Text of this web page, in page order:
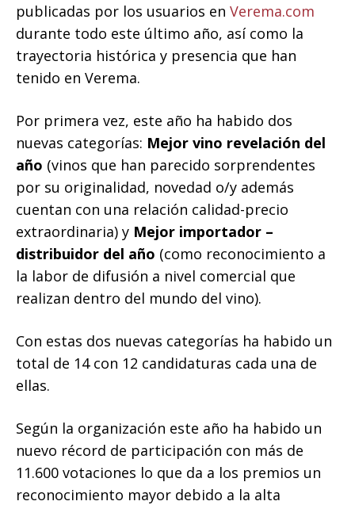
publicadas por los usuarios en Verema.com
durante todo este último año, así como la
trayectoria histórica y presencia que han
tenido en Verema.
Por primera vez, este año ha habido dos
nuevas categorías: Mejor vino revelación del
año (vinos que han parecido sorprendentes
por su originalidad, novedad o/y además
cuentan con una relación calidad-precio
extraordinaria) y Mejor importador –
distribuidor del año (como reconocimiento a
la labor de difusión a nivel comercial que
realizan dentro del mundo del vino).
Con estas dos nuevas categorías ha habido un
total de 14 con 12 candidaturas cada una de
ellas.
Según la organización este año ha habido un
nuevo récord de participación con más de
11.600 votaciones lo que da a los premios un
reconocimiento mayor debido a la alta